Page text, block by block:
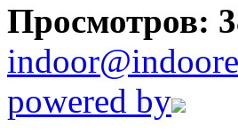
Просмотров:
powered by